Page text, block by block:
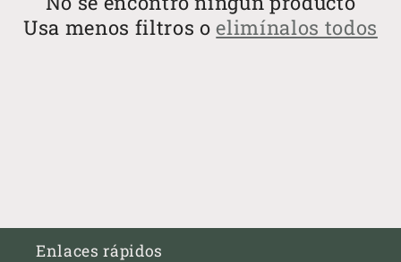
ó
Usa menos filtros oelimínalos todos
Enlaces rápidos